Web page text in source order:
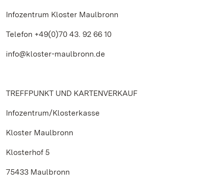
Infozentrum Kloster Maulbronn
Telefon +49(0)70 43. 92 66 10
info@kloster-maulbronn.de
TREFFPUNKT UND KARTENVERKAUF
Infozentrum/Klosterkasse
Kloster Maulbronn
Klosterhof 5
75433 Maulbronn